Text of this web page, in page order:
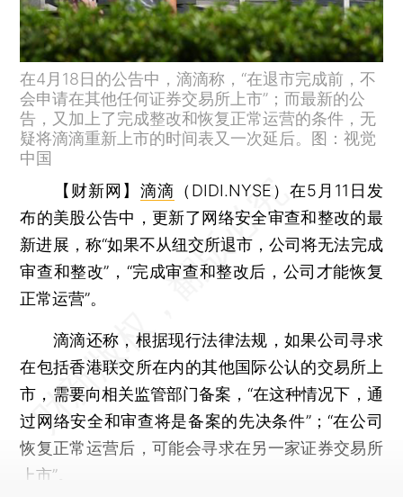
在4月18日的公告中，滴滴称，“在退市完成前，不
会申请在其他任何证券交易所上市”；而最新的公
告，又加上了完成整改和恢复正常运营的条件，无
疑将滴滴重新上市的时间表又一次延后。图：视觉
中国
【财新网】 滴滴 （DIDI.NYSE）在5月11日发
布的美股公告中，更新了网络安全审查和整改的最
新进展，称“如果不从纽交所退市，公司将无法完成
审查和整改”，“完成审查和整改后，公司才能恢复
正常运营”。
滴滴还称，根据现行法律法规，如果公司寻求
在包括香港联交所在内的其他国际公认的交易所上
市，需要向相关监管部门备案，“在这种情况下，通
过网络安全和审查将是备案的先决条件”；“在公司
恢复正常运营后，可能会寻求在另一家证券交易所
上市”。